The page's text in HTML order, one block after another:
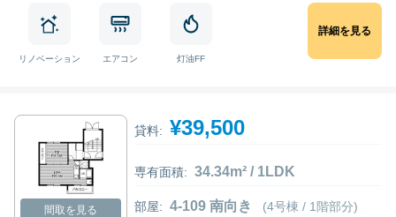
リノベーション エアコン 灯油FF
詳細を見る
間取を見る
貸料: ¥39,500
専有面積: 34.34m² / 1LDK
部屋: 4-109 南向き (4号棟 / 1階部分)